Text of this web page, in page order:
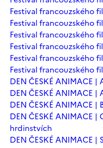
Festival francouzského
Festival francouzského
Festival francouzského
Festival francouzského
Festival francouzského
Festival francouzského
DEN ČESKÉ ANIMACE
DEN ČESKÉ ANIMACE
DEN ČESKÉ ANIMACE
DEN ČESKÉ ANIMACE
hrdinstvích
DEN ČESKÉ ANIMACE